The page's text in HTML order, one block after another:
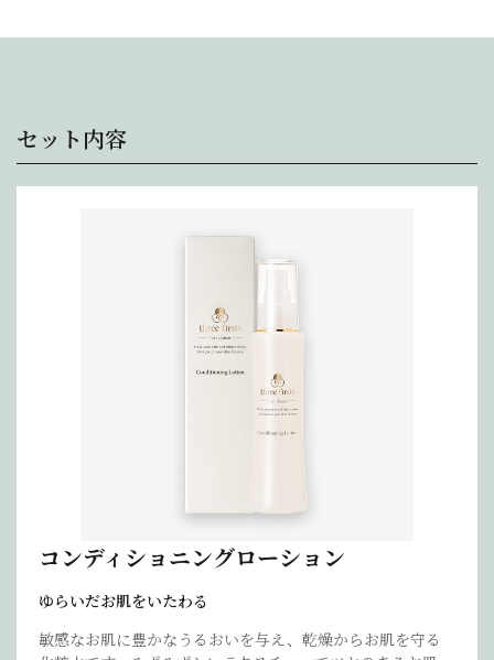
セット内容
コンディショニングローション
ゆらいだお肌をいたわる
敏感なお肌に豊かなうるおいを与え、乾燥からお肌を守る